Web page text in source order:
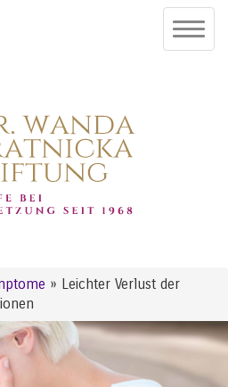
» Leichter Verlust der